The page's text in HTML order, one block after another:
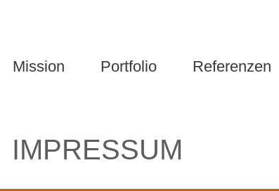
Mission Portfolio Referenzen
IMPRESSUM